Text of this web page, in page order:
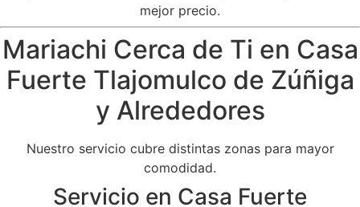
mejor precio.
Mariachi Cerca de Ti en Casa
Fuerte Tlajomulco de Zúñiga
y Alrededores
Nuestro servicio cubre distintas zonas para mayor
comodidad.
Servicio en Casa Fuerte